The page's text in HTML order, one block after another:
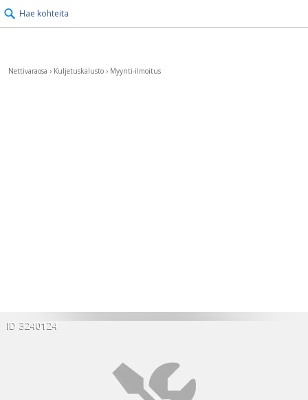
Hae kohteita
Nettivaraosa › Kuljetuskalusto › Myynti-ilmoitus
ID 3240124